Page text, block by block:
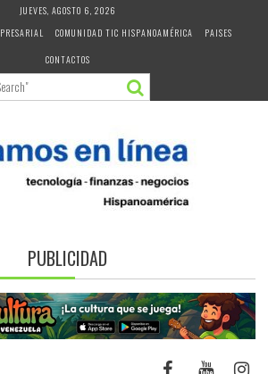
JUEVES, AGOSTO 6, 2026
COMUNIDAD TIC HISPANOAMÉRICA
PAISES
CONTACTOS
PUBLICIDAD